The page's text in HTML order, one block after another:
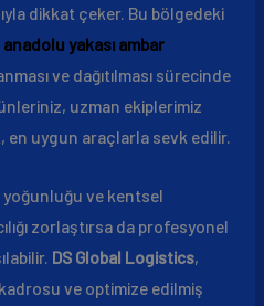
dikkat çeker. Bu bölgedeki
anadolu yakası ambar
ve dağıtılması sürecinde
uzman ekiplerimiz
en uygun araçlarla sevk edilir.
yoğunluğu ve kentsel
zorlaştırsa da profesyonel
DS Global Logistics,
ve optimize edilmiş